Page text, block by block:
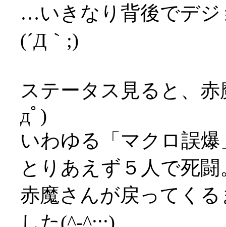
…いきなり背後でデジ
(´Д｀;)
ステータス見ると、
дﾟ)
いわゆる「マクロ誤
とりあえず５人で死闘
赤魔さんが戻ってく
した(^-^;;;)